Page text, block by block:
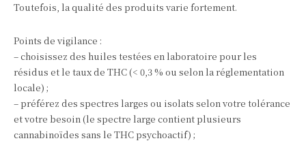
Toutefois, la qualité des produits varie fortement.
Points de vigilance :
– choisissez des huiles testées en laboratoire pour les
résidus et le taux de THC (< 0,3 % ou selon la réglementation
locale) ;
– préférez des spectres larges ou isolats selon votre tolérance
et votre besoin (le spectre large contient plusieurs
cannabinoïdes sans le THC psychoactif) ;